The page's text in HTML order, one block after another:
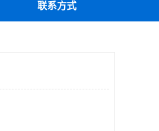
联系方式